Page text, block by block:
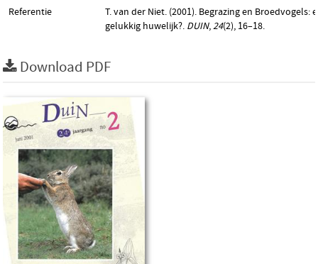
Referentie
T. van der Niet. (2001). Begrazing en Broedvogels:
gelukkig huwelijk?. DUIN,24(2), 16–18.
Download PDF